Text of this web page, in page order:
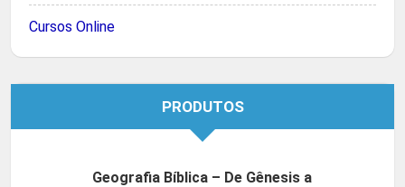
Cursos Online
PRODUTOS
Geografia Bíblica – De Gênesis a